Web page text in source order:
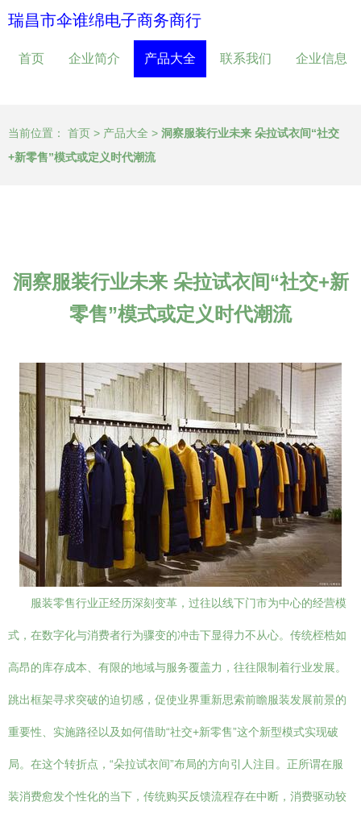
瑞昌市伞谁绵电子商务商行
首页 企业简介 产品大全 联系我们 企业信息
当前位置： 首页 > 产品大全 > 洞察服装行业未来 朵拉试衣间“社交
+新零售”模式或定义时代潮流
洞察服装行业未来 朵拉试衣间“社交+新
零售”模式或定义时代潮流
服装零售行业正经历深刻变革，过往以线下门市为中心的经营模
式，在数字化与消费者行为骤变的冲击下显得力不从心。传统桎梏如
高昂的库存成本、有限的地域与服务覆盖力，往往限制着行业发展。
跳出框架寻求突破的迫切感，促使业界重新思索前瞻服装发展前景的
重要性、实施路径以及如何借助“社交+新零售”这个新型模式实现破
局。在这个转折点，“朵拉试衣间”布局的方向引人注目。正所谓在服
装消费愈发个性化的当下，传统购买反馈流程存在中断，消费驱动较